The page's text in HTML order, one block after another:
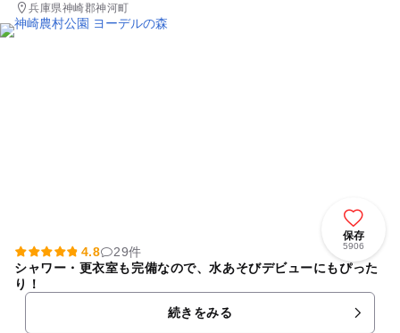
兵庫県神崎郡神河町
保存
5906
4.8
29件
シャワー・更衣室も完備なので、水あそびデビューにもぴった
り！
続きをみる